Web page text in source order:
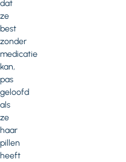
dat
ze
best
zonder
medicatie
kan,
pas
geloofd
als
ze
haar
pillen
heeft